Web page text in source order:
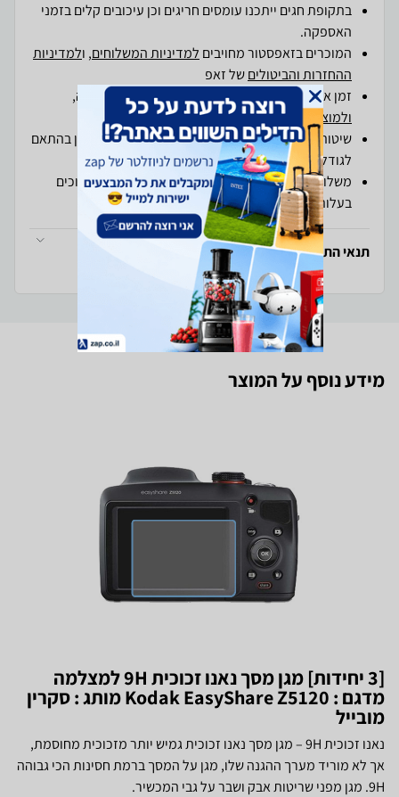
בתקופת חגים ייתכנו עומסים חריגים וכן עיכובים קלים בזמני
האספקה.
המוכרים בזאפסטור מחויבים למדיניות המשלוחים, ולמדיניות
ההחזרות והביטוליםשל זאפ
זמן אספקה יעמוד על מקס' 7 ימי עסקים מיום הזמנה,
ולמוצרים חריגיםעד 21 ימי עסקים .
שיטות ועלויות המשלוח המוצעות לך על-ידי המוכר הן בהתאם
לגודלו ולאופיו של המוצר
משלוחים ליישובים מעבר לקו הירוק עשויים להיות כרוכים
בעלות משלוח נוספת, בהתאם ליעד ולספק המשלוח.
תנאי התקנה ופינוי של מוצרי חשמל
מידע נוסף על המוצר
[3 יחידות] מגן מסך נאנו זכוכית 9H למצלמה
מדגם : Kodak EasyShare Z5120 מותג : סקרין
מובייל
נאנו זכוכית 9H – מגן מסך נאנו זכוכית גמיש יותר מזכוכית מחוסמת,
אך לא מוריד מערך ההגנה שלו, מגן על המסך ברמת חסינות הכי גבוהה
9H. מגן מפני שריטות אבק ושבר על גבי המכשיר.